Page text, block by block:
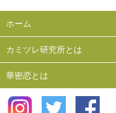
ホーム
カミツレ研究所とは
華密恋とは